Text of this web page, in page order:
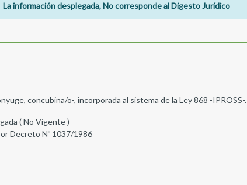
La información desplegada, No corresponde al Digesto Jurídico
concubina/o-, incorporada al sistema de la Ley 868 -IPROSS-.
( No Vigente )
Decreto Nº 1037/1986